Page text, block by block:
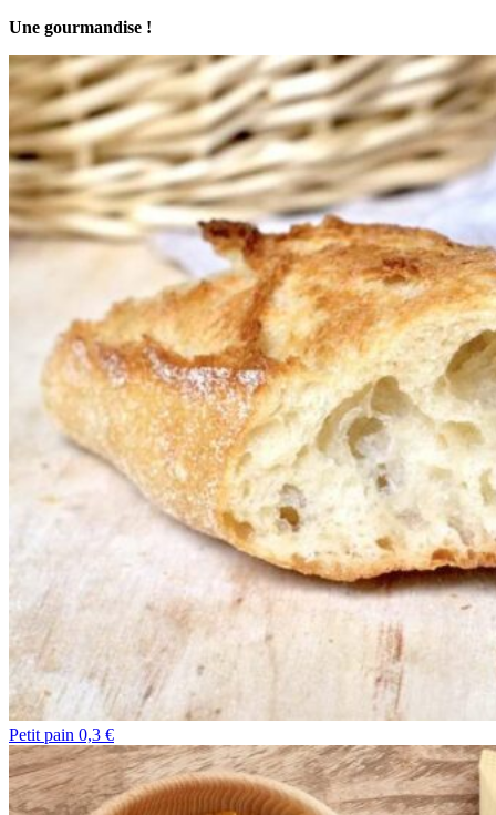
Une gourmandise !
Petit pain 0,3 €